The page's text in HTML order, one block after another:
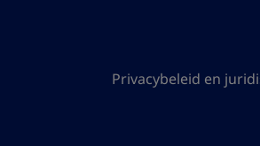
Privacybeleid en